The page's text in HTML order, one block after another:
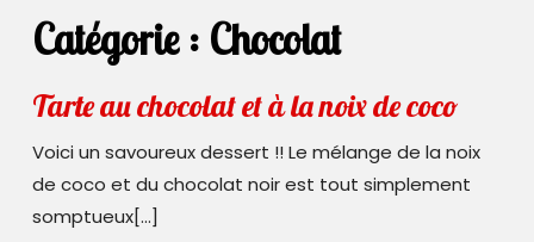
menu
Catégorie : Chocolat
Tarte au chocolat et à la noix de cocoTarte
au
Voici un savoureux dessert !! Le mélange de la noix
de coco et du chocolat noir est tout simplement
somptueux[...]